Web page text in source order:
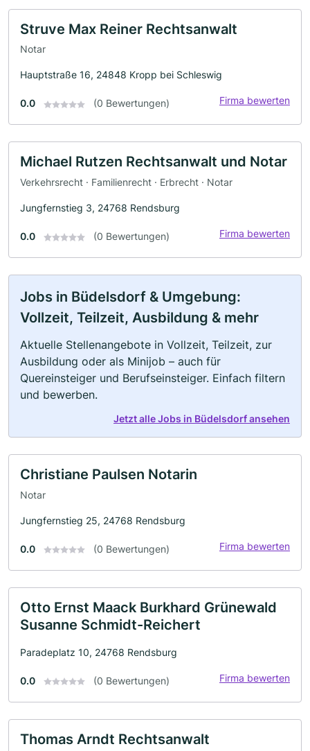
Struve Max Reiner Rechtsanwalt
Notar
Hauptstraße 16, 24848 Kropp bei Schleswig
0.0 (0 Bewertungen) Firma bewerten
Michael Rutzen Rechtsanwalt und Notar
Verkehrsrecht · Familienrecht · Erbrecht · Notar
Jungfernstieg 3, 24768 Rendsburg
0.0 (0 Bewertungen) Firma bewerten
Jobs in Büdelsdorf & Umgebung:
Vollzeit, Teilzeit, Ausbildung & mehr
Aktuelle Stellenangebote in Vollzeit, Teilzeit, zur
Ausbildung oder als Minijob – auch für
Quereinsteiger und Berufseinsteiger. Einfach filtern
und bewerben.
Jetzt alle Jobs in Büdelsdorf ansehen
Christiane Paulsen Notarin
Notar
Jungfernstieg 25, 24768 Rendsburg
0.0 (0 Bewertungen) Firma bewerten
Otto Ernst Maack Burkhard Grünewald
Susanne Schmidt-Reichert
Paradeplatz 10, 24768 Rendsburg
0.0 (0 Bewertungen) Firma bewerten
Thomas Arndt Rechtsanwalt